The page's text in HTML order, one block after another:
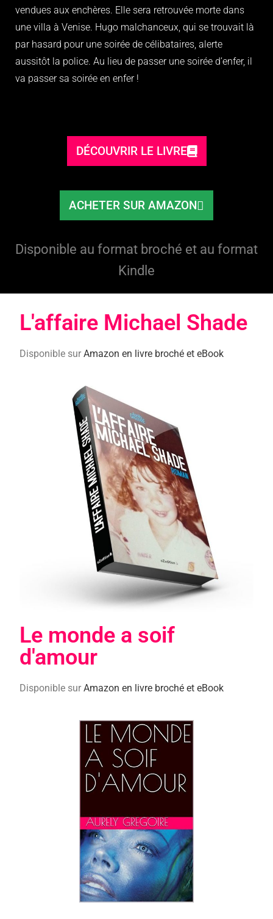
vendues aux enchères. Elle sera retrouvée morte dans
une villa à Venise. Hugo malchanceux, qui se trouvait là
par hasard pour une soirée de célibataires, alerte
aussitôt la police. Au lieu de passer une soirée d’enfer, il
va passer sa soirée en enfer !
DÉCOUVRIR LE LIVRE
ACHETER SUR AMAZON
Disponible au format broché et au format
Kindle
L'affaire Michael Shade​
Disponible surAmazon en livre broché et eBook
Le monde a soif
d'amour
Disponible surAmazon en livre broché et eBook